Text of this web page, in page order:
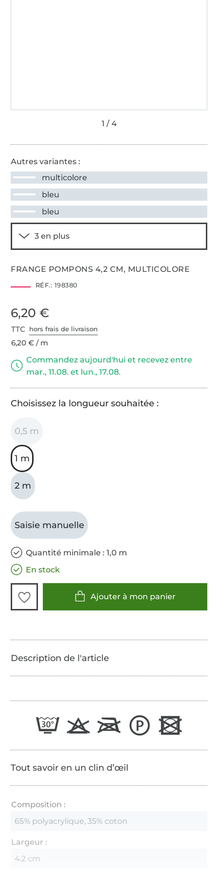
Autres variantes :
multicolore
bleu
bleu
FRANGE POMPONS 4,2 CM, MULTICOLORE
RÉF.: 198380
6,20 €
TTC hors frais de livraison
6,20 € / m
Commandez aujourd'hui et recevez entre
mar., 11.08. et lun., 17.08.
Choisissez la longueur souhaitée :
0,5 m
1 m
2 m
Saisie manuelle
Quantité minimale : 1,0 m
En stock
Ajouter à mon panier
Tout savoir en un clin d’œil
Composition :
65% polyacrylique, 35% coton
Largeur :
4.2 cm